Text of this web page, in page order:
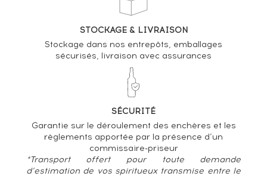
STOCKAGE & LIVRAISON
Stockage dans nos entrepôts, emballages
sécurisés, livraison avec assurances
SÉCURITÉ
Garantie sur le déroulement des enchères et les
règlements apportée par la présence d’un
commissaire-priseur
*Transport offert pour toute demande
d’estimation de vos spiritueux transmise entre le